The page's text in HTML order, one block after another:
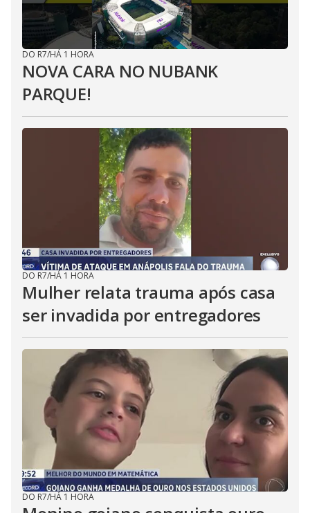
DO R7/HÁ 1 HORA
NOVA CARA NO NUBANK
PARQUE!
DO R7/HÁ 1 HORA
Mulher relata trauma após casa
ser invadida por entregadores
DO R7/HÁ 1 HORA